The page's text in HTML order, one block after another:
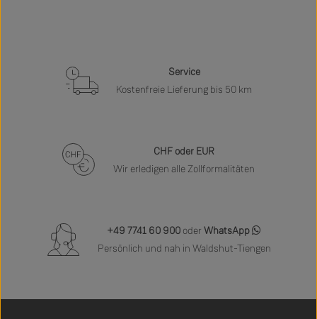
Service
Kostenfreie Lieferung bis 50 km
CHF oder EUR
Wir erledigen alle Zollformalitäten
+49 7741 60 900 oder WhatsApp
Persönlich und nah in Waldshut-Tiengen